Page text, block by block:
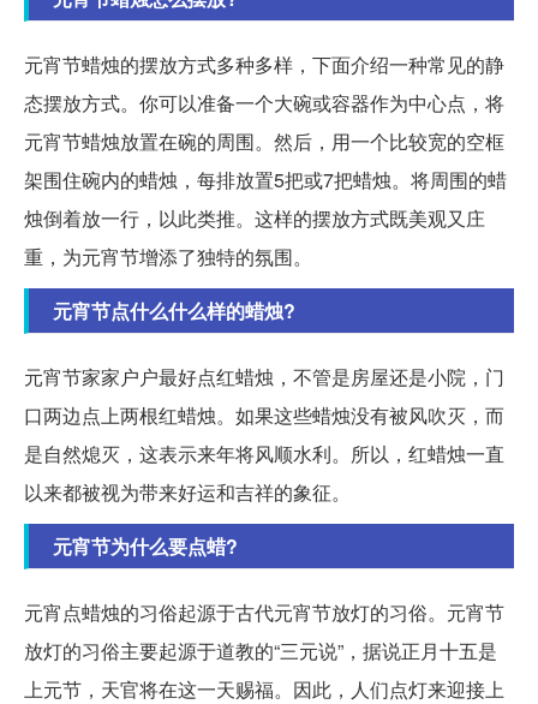
元宵节蜡烛的摆放方式多种多样，下面介绍一种常见的静
态摆放方式。你可以准备一个大碗或容器作为中心点，将
元宵节蜡烛放置在碗的周围。然后，用一个比较宽的空框
架围住碗内的蜡烛，每排放置5把或7把蜡烛。将周围的蜡
烛倒着放一行，以此类推。这样的摆放方式既美观又庄
重，为元宵节增添了独特的氛围。
元宵节点什么什么样的蜡烛?
元宵节家家户户最好点红蜡烛，不管是房屋还是小院，门
口两边点上两根红蜡烛。如果这些蜡烛没有被风吹灭，而
是自然熄灭，这表示来年将风顺水利。所以，红蜡烛一直
以来都被视为带来好运和吉祥的象征。
元宵节为什么要点蜡?
元宵点蜡烛的习俗起源于古代元宵节放灯的习俗。元宵节
放灯的习俗主要起源于道教的“三元说”，据说正月十五是
上元节，天官将在这一天赐福。因此，人们点灯来迎接上